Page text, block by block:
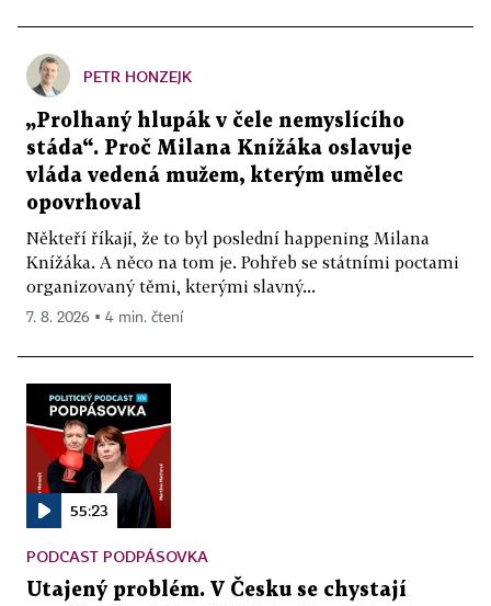
PETR HONZEJK
„Prolhaný hlupák v čele nemyslícího
stáda“. Proč Milana Knížáka oslavuje
vláda vedená mužem, kterým umělec
opovrhoval
Někteří říkají, že to byl poslední happening Milana
Knížáka. A něco na tom je. Pohřeb se státními poctami
organizovaný těmi, kterými slavný...
7. 8. 2026 ▪ 4 min. čtení
55:23
PODCAST PODPÁSOVKA
Utajený problém. V Česku se chystají